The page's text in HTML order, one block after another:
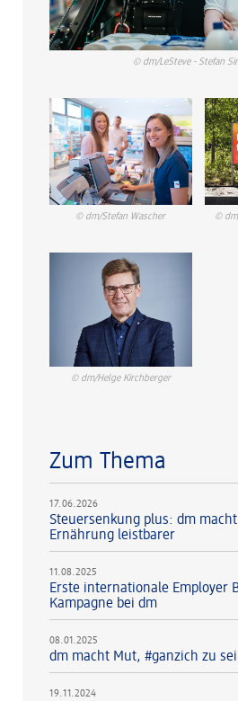
© dm/LeSteve - Stefan
© dm/Stefan Wascher ©
© dm/Helge Kirchberger
Zum Thema
17.06.2026
Steuersenkung plus: dm
Ernährung leistbarer
11.08.2025
Erste internationale Employer
Kampagne bei dm
08.01.2025
dm macht Mut, #ganzich zu
19.11.2024